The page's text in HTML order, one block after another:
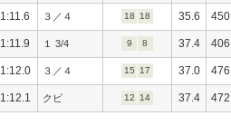
1:11.6 ３／４ 18 18 35.6 450
1:11.9 １ 3/4 9 8 37.4 406
1:12.0 ３／４ 15 17 37.0 476
1:12.1 クビ 12 14 37.4 472